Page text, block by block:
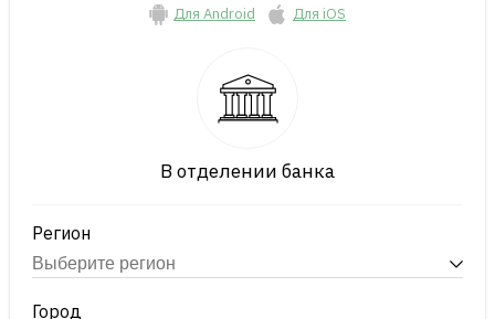
Для Android Для iOS
В отделении банка
Регион
Город